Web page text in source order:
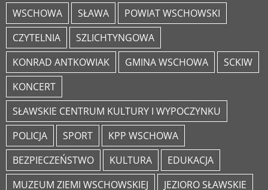
WSCHOWA SŁAWA
POWIAT WSCHOWSKI
CZYTELNIA
SZLICHTYNGOWA
KONRAD ANTKOWIAK
GMINA WSCHOWA
SCKIW
KONCERT
SŁAWSKIE CENTRUM KULTURY I WYPOCZYNKU
POLICJA
SPORT
KPP WSCHOWA
BEZPIECZEŃSTWO
KULTURA
EDUKACJA
MUZEUM ZIEMI WSCHOWSKIEJ
JEZIORO SŁAWSKIE